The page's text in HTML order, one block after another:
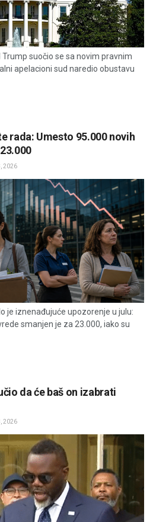
suočio se sa novim pravnim
apelacioni sud naredio obustavu
rada: Umesto 95.000 novih
2026
je iznenađujuće upozorenje u julu:
smanjen je za 23.000, iako su
da će baš on izabrati
2026